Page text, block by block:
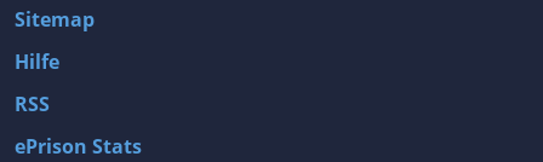
Sitemap
Hilfe
RSS
ePrison Stats